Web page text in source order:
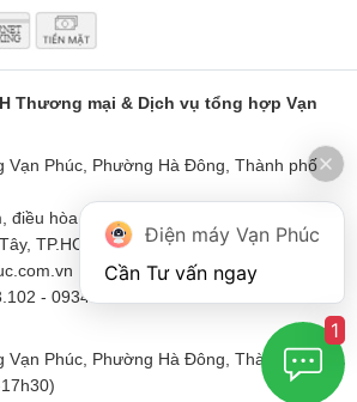
Thương mại & Dịch vụ tổng hợp Vạn
Vạn Phúc, Phường Hà Đông, Thành phố
điều hòa di động): Số 187 Đường Minh
TP.HCM
- 0934567256
Vạn Phúc, Phường Hà Đông, Thành phố
Điện máy Vạn Phúc
1